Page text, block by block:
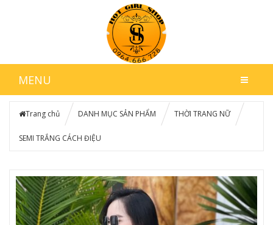
MENU
Trang chủ DANH MỤC SẢN PHẨM THỜI TRANG NỮ
SEMI TRẮNG CÁCH ĐIỆU